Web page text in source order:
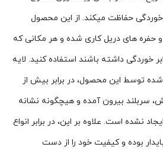
خوردگی حفاظت میکند. از این محصول
حفره های دریل کاری شده و هر مکانی که
خوردگی داشته باشند استفاده کنید. لایه
توسط این محصول، در برابر بیش از
سربلند بیرون آمده و هیچگونه نشانه
نشده است. علاوه بر این، در برابر انواع
بوده و کیفیت خود را از دست